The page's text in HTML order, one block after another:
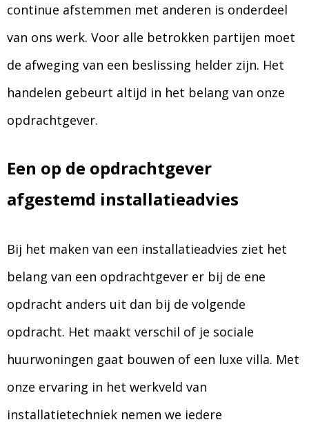
continue afstemmen met anderen is onderdeel
van ons werk. Voor alle betrokken partijen moet
de afweging van een beslissing helder zijn. Het
handelen gebeurt altijd in het belang van onze
opdrachtgever.
Een op de opdrachtgever
afgestemd installatieadvies
Bij het maken van een installatieadvies ziet het
belang van een opdrachtgever er bij de ene
opdracht anders uit dan bij de volgende
opdracht. Het maakt verschil of je sociale
huurwoningen gaat bouwen of een luxe villa. Met
onze ervaring in het werkveld van
installatietechniek nemen we iedere